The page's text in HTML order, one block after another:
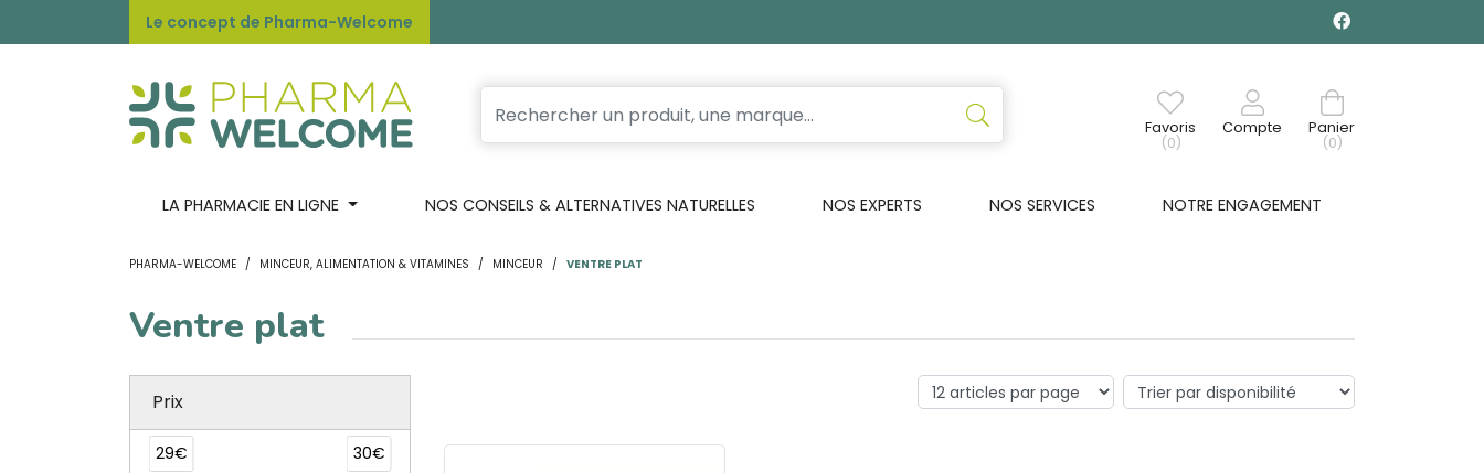
Le concept de Pharma-Welcome
Favoris
(0)
Compte
Panier
(0)
LA PHARMACIE EN LIGNE NOS CONSEILS & ALTERNATIVES NATURELLES NOS EXPERTS NOS SERVICES NOTRE ENGAGEMENT
PHARMA-WELCOME MINCEUR, ALIMENTATION & VITAMINES MINCEUR VENTRE PLAT
Ventre plat
Prix
29€ 30€